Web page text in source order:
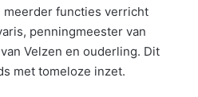
functies verricht
penningmeester van
Velzen en ouderling. Dit
met tomeloze inzet.